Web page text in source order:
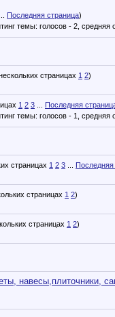
Последняя страница)
1 2)
1 2 3
Последняя
1 2 3
Последняя
1 2)
1 2)
навесы,плиточники,